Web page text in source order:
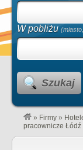
W pobliżu
Szukaj
» Firmy »
pracownicze Łódź